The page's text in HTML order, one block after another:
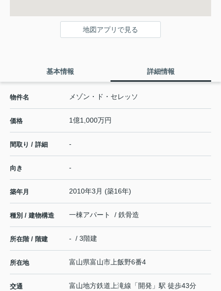
地図アプリで見る
基本情報 詳細情報
物件名 メゾン・ド・セレッソ
価格 1億1,000万円
間取り / 詳細 -
向き -
築年月 2010年3月 (築16年)
種別 / 建物構造 一棟アパート / 鉄骨造
所在階 / 階建 - / 3階建
所在地 富山県富山市 上飯野6番4
交通 富山地方鉄道上滝線 「 開発 」駅 徒歩43分